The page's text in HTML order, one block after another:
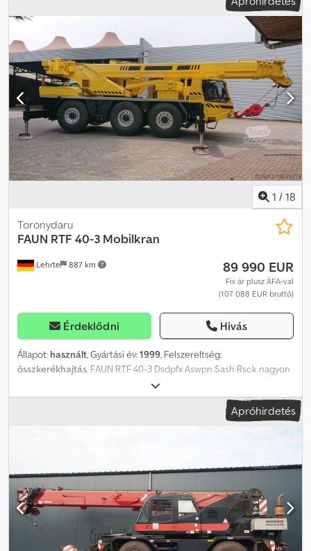
, Felszereltség:daru,
állófűtés
, Faun TF00.31/52 hídbemutató berendezés KHD F8L431
motorral, teljesítmény: 169 kW. Ruthmann US260 csuklós emelő,
felső- és alsóvezetésű jármű. Munkamagasság: 28 méter, oldalsó
kinyúlás: 14 méter, legmélyebb helyzet a burkolatszint alatt: 14
méter. Saját tömeg: 32 500 kg. 240 000 km-nél cseremotort
kapott. Kétirányú kommunikációs rendszer, lánctalpas meghajtás
és támasztás. Kosár teherbírása: 250 kg. 1000 voltos szigetelés.
Gumik állapota 80%. Teljes szélesség (mindkét oldalon
kitámasztva): 4600 mm. Maximális munkamagasság: 28 méter.
Legmélyebb munkavégzési pont a burkolat alatt: 14 méter.
Maximális oldalsó kinyúlás a burkolatszint felett: 20 méter.
Maximális vízszintes kinyúlás burkolatszint alatt: 10 méter. Teljes
hossz: 13,20 méter. Üzemóraszám: 20 578. Jelenlegi állapotban1 / 18
Lehrte 887 km
Toronydaru
FAUN RTF 40-3 Mobilkran
89 990 EUR
Fix ár plusz ÁFA-val
(107 088 EUR bruttó)
Érdeklődni Hívás
Állapot: használt, Gyártási év:1999, Felszereltség:
összkerékhajtás, FAUN RTF 40-3 Dsdpfx Aswpn Sash Rsck nagyon
jó állapotban 2021-ben újrafestve nálunk használatban van
Beszámítás bizonyos feltételekkel lehetséges / LFBK / Brillen Fzg. /
AWU APU / VSN / GDV listára felvehető Friss műszaki vizsga (HU) Új
Apróhirdetés